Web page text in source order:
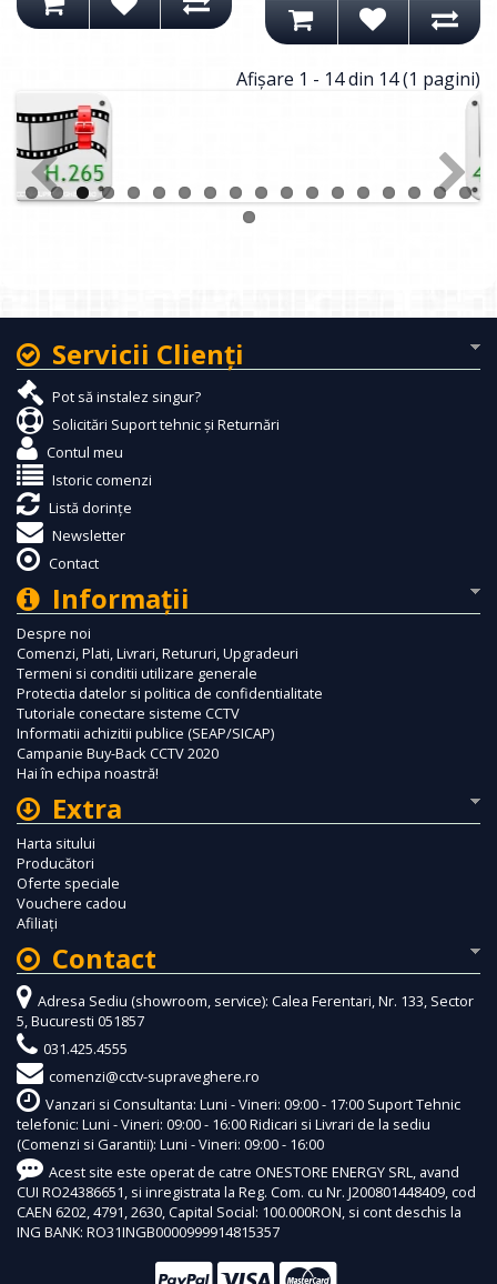
Afişare 1 - 14 din 14 (1 pagini)
Servicii Clienţi
Pot să instalez singur?
Solicitări Suport tehnic și Returnări
Contul meu
Istoric comenzi
Listă dorințe
Newsletter
Contact
Informaţii
Despre noi
Comenzi, Plati, Livrari, Retururi, Upgradeuri
Termeni si conditii utilizare generale
Protectia datelor si politica de confidentialitate
Tutoriale conectare sisteme CCTV
Informatii achizitii publice (SEAP/SICAP)
Campanie Buy-Back CCTV 2020
Hai în echipa noastră!
Extra
Harta sitului
Producători
Oferte speciale
Vouchere cadou
Afiliaţi
Contact
Adresa Sediu (showroom, service): Calea Ferentari, Nr. 133, Sector
5, Bucuresti 051857
031.425.4555
comenzi@cctv-supraveghere.ro
Vanzari si Consultanta: Luni - Vineri: 09:00 - 17:00 Suport Tehnic
telefonic: Luni - Vineri: 09:00 - 16:00 Ridicari si Livrari de la sediu
(Comenzi si Garantii): Luni - Vineri: 09:00 - 16:00
Acest site este operat de catre ONESTORE ENERGY SRL, avand
CUI RO24386651, si inregistrata la Reg. Com. cu Nr. J200801448409, cod
CAEN 6202, 4791, 2630, Capital Social: 100.000RON, si cont deschis la
ING BANK: RO31INGB0000999914815357